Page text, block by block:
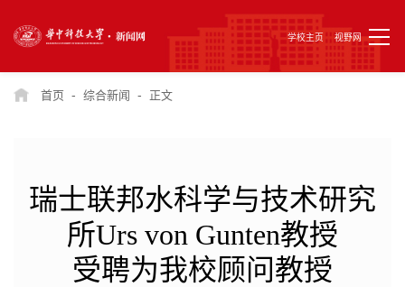
学校主页 视野网
首页 - 综合新闻 - 正文
瑞士联邦水科学与技术研究
所Urs von Gunten教授
受聘为我校顾问教授